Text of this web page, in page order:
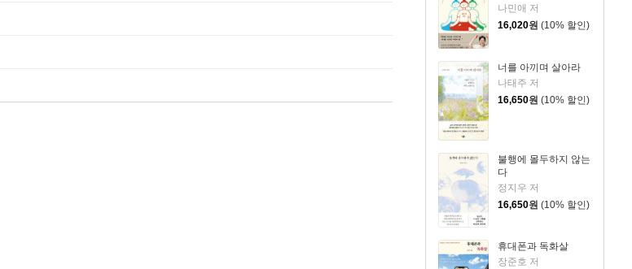
나민애 저
16,020원 (10% 할인)
너를 아끼며 살아라
나태주 저
16,650원 (10% 할인)
불행에 몰두하지 않는
다
정지우 저
16,650원 (10% 할인)
휴대폰과 독화살
장준호 저